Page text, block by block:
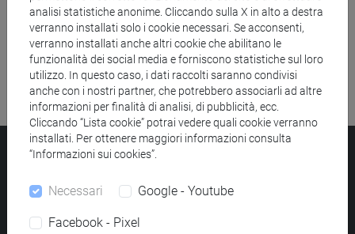
Ricerca risorse bibliografiche
Università Ca’ Foscari
PECprotocollo@pec.unive.it
analisi statistiche anonime. Cliccando sulla X in alto a destra
verranno installati solo i cookie necessari. Se acconsenti,
verranno installati anche altri cookie che abilitano le
funzionalità dei social media e forniscono statistiche sul loro
utilizzo. In questo caso, i dati raccolti saranno condivisi
anche con i nostri partner, che potrebbero associarli ad altre
informazioni per finalità di analisi, di pubblicità, ecc.
Cliccando “Lista cookie” potrai vedere quali cookie verranno
installati. Per ottenere maggiori informazioni consulta
“Informazioni sui cookies”.
Necessari Google - Youtube
Facebook - Pixel